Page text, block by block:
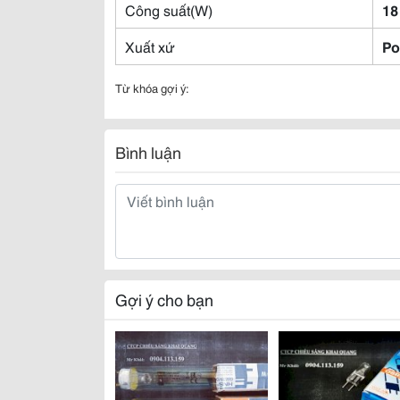
Công suất(W)
18
Xuất xứ
Từ khóa gợi ý:
Bình luận
Gợi ý cho bạn